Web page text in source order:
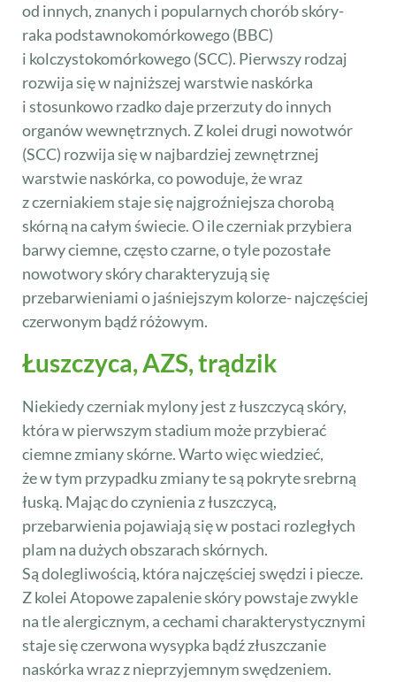
od innych, znanych i popularnych chorób skóry-
raka podstawnokomórkowego (BBC)
i kolczystokomórkowego (SCC). Pierwszy rodzaj
rozwija się w najniższej warstwie naskórka
i stosunkowo rzadko daje przerzuty do innych
organów wewnętrznych. Z kolei drugi nowotwór
(SCC) rozwija się w najbardziej zewnętrznej
warstwie naskórka, co powoduje, że wraz
z czerniakiem staje się najgroźniejsza chorobą
skórną na całym świecie. O ile czerniak przybiera
barwy ciemne, często czarne, o tyle pozostałe
nowotwory skóry charakteryzują się
przebarwieniami o jaśniejszym kolorze- najczęściej
czerwonym bądź różowym.
Łuszczyca, AZS, trądzik
Niekiedy czerniak mylony jest z łuszczycą skóry,
która w pierwszym stadium może przybierać
ciemne zmiany skórne. Warto więc wiedzieć,
że w tym przypadku zmiany te są pokryte srebrną
łuską. Mając do czynienia z łuszczycą,
przebarwienia pojawiają się w postaci rozległych
plam na dużych obszarach skórnych.
Są dolegliwością, która najczęściej swędzi i piecze.
Z kolei Atopowe zapalenie skóry powstaje zwykle
na tle alergicznym, a cechami charakterystycznymi
staje się czerwona wysypka bądź złuszczanie
naskórka wraz z nieprzyjemnym swędzeniem.